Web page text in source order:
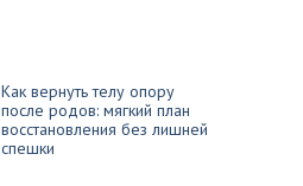
Как вернуть телу опору
после родов: мягкий план
восстановления без лишней
спешки